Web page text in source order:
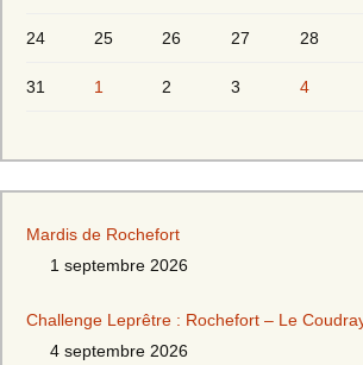
24 25 26 27 28
31 1 2 3 4
Mardis de Rochefort
1 septembre 2026
Challenge Leprêtre : Rochefort – Le
4 septembre 2026